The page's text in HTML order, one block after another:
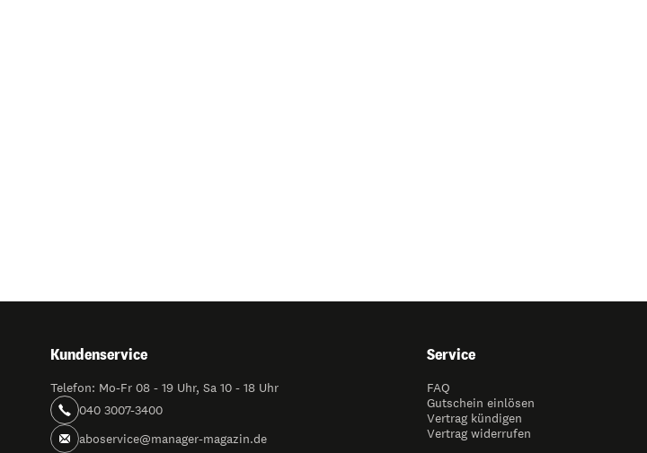
Kundenservice
Telefon: Mo-Fr 08 - 19 Uhr, Sa 10 - 18 Uhr
040 3007-3400
aboservice@manager-magazin.de
Service
FAQ
Gutschein einlösen
Vertrag kündigen
Vertrag widerrufen